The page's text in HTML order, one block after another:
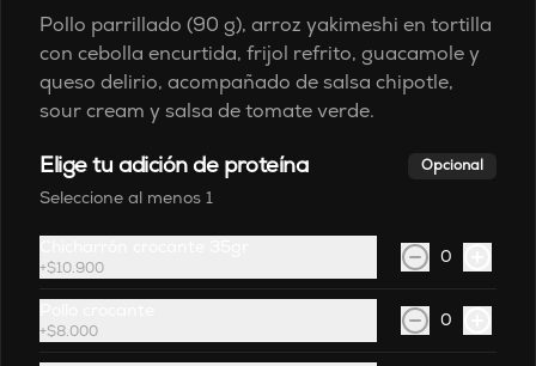
Bebidas
$10.500
Agua Hatsu con gas
Pollo parrillado (90 g), arroz yakimeshi en tortilla
con cebolla encurtida, frijol refrito, guacamole y
queso delirio, acompañado de salsa chipotle,
sour cream y salsa de tomate verde.
Elige tu adición de proteína Opcional
Seleccione al menos 1
+$10.900
0
+$8.000
0